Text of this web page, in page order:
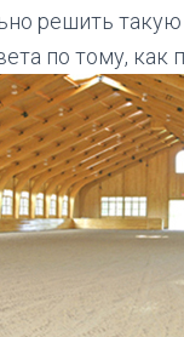
решить
по тому, как